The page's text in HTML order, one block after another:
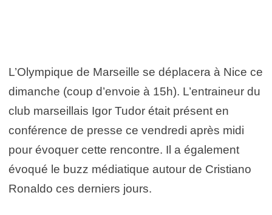
L’Olympique de Marseille se déplacera à Nice ce
dimanche (coup d’envoie à 15h). L’entraineur du
club marseillais Igor Tudor était présent en
conférence de presse ce vendredi après midi
pour évoquer cette rencontre. Il a également
évoqué le buzz médiatique autour de Cristiano
Ronaldo ces derniers jours.